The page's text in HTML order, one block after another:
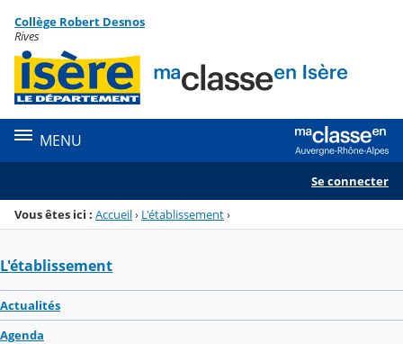
Menu de la rubrique
Contenu
Collège Robert Desnos
Rives
MENU
Se connecter
Vous êtes ici : Accueil› L'établissement›
L'établissement
Actualités
Agenda